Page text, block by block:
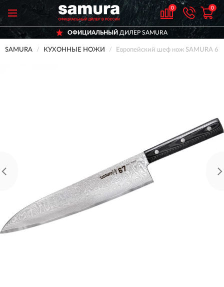
0 0
ОФИЦИАЛЬНЫЙДИЛЕР SAMURA
SAMURA КУХОННЫЕ НОЖИ Европейский шеф нож SAMURA